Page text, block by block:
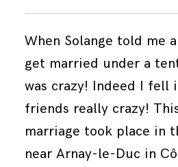
When Solange told me
get married under a
was crazy! Indeed I fell
friends really crazy!
marriage took place in
near Arnay-le-Duc in